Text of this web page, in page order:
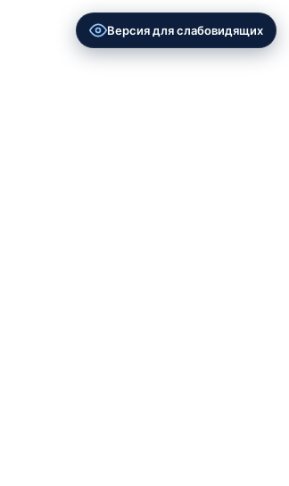
Версия для слабовидящих